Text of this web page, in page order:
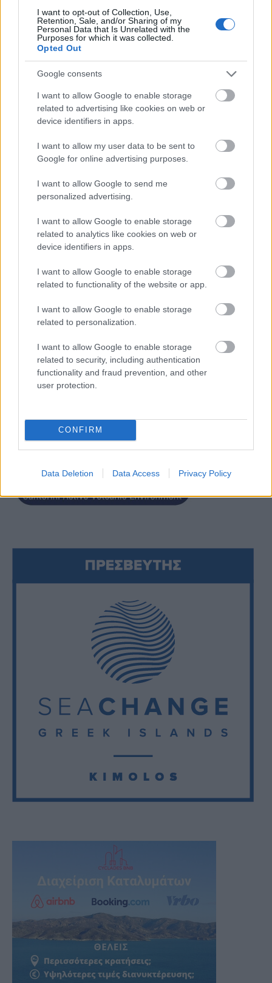
I want to opt-out of Collection, Use,
Retention, Sale, and/or Sharing of my
Personal Data that Is Unrelated with the
Purposes for which it was collected.
Opted Out
Google consents
I want to allow Google to enable storage
related to advertising like cookies on web or
device identifiers in apps.
I want to allow my user data to be sent to
Google for online advertising purposes.
I want to allow Google to send me
personalized advertising.
I want to allow Google to enable storage
related to analytics like cookies on web or
device identifiers in apps.
I want to allow Google to enable storage
related to functionality of the website or app.
I want to allow Google to enable storage
related to personalization.
I want to allow Google to enable storage
related to security, including authentication
functionality and fraud prevention, and other
user protection.
CONFIRM
Data Deletion Data Access Privacy Policy